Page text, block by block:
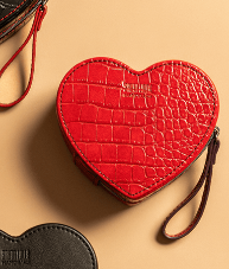
INSTITUCIONAL
Termos de Uso
Aviso de Privacidade
Políticas de Pagamento
Contrato de Compra e Venda
Cartão Presente